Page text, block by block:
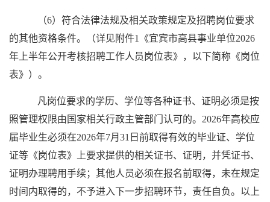
（6）符合法律法规及相关政策规定及招聘岗位要求
的其他资格条件。（详见附件1《宜宾市高县事业单位2026
年上半年公开考核招聘工作人员岗位表》，以下简称《岗位
表》）。
凡岗位要求的学历、学位等各种证书、证明必须是按
照管理权限由国家相关行政主管部门认可的。2026年高校应
届毕业生必须在2026年7月31日前取得有效的毕业证、学位
证等《岗位表》上要求提供的相关证书、证明，并凭证书、
证明办理聘用手续；其他人员必须在报名前取得，未在规定
时间内取得的，不予进入下一步招聘环节，责任自负。以上